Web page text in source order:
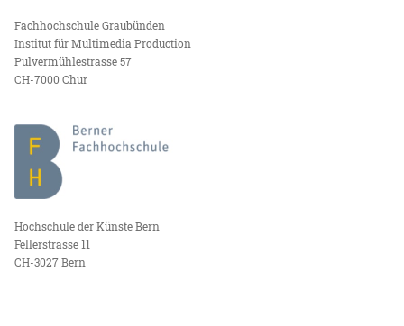
Fachhochschule Graubünden
Institut für Multimedia Production
Pulvermühlestrasse 57
CH-7000 Chur
Hochschule der Künste Bern
Fellerstrasse 11
CH-3027 Bern